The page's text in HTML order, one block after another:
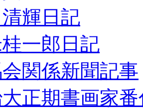
輝日記
一郎日記
関係新聞記事
正期書画家